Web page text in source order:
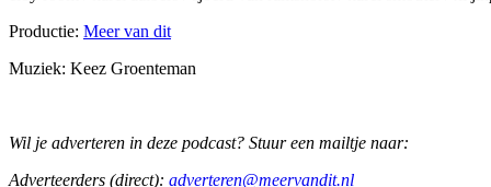
Productie: Meer van dit
Muziek: Keez Groenteman
Wil je adverteren in deze podcast? Stuur een mailtje naar:
Adverteerders (direct): adverteren@meervandit.nl